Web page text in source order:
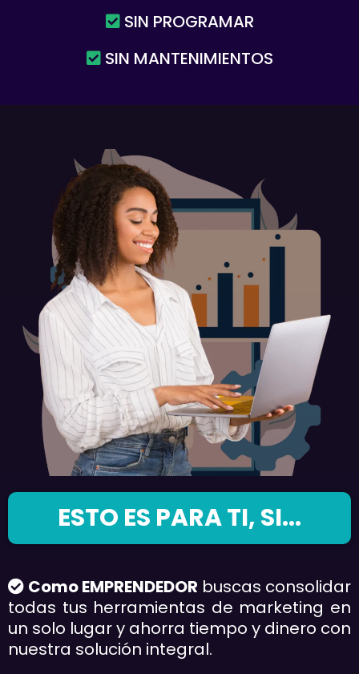
SIN PROGRAMAR
SIN MANTENIMIENTOS
ESTO ES PARA TI, SI...
Como EMPRENDEDOR buscas consolidar
todas tus herramientas de marketing en
un solo lugar y ahorra tiempo y dinero con
nuestra solución integral.